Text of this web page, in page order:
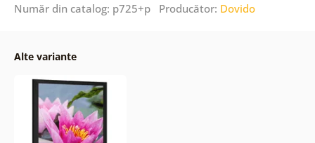
Număr din catalog: p725+p Producător: Dovido
Alte variante